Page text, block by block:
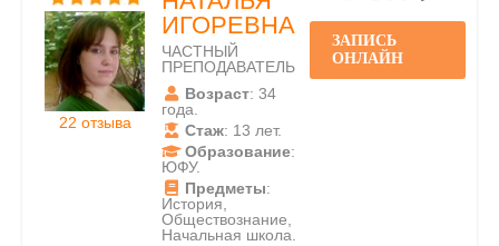
22 отзыва
ИГОРЕВНА
ЧАСТНЫЙ
ПРЕПОДАВАТЕЛЬ
Возраст: 34
года.
Стаж: 13 лет.
Образование:
ЮФУ.
Предметы:
История,
Обществознание,
Начальная школа.
ЗАПИСЬ
ОНЛАЙН